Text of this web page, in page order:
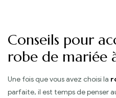
Conseils pour
robe de mariée
Une fois que vous avez choisi la
parfaite, il est temps de penser